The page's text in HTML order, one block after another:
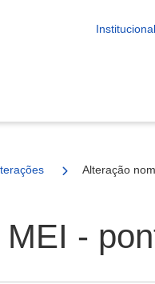
Institucional
Alteração
-